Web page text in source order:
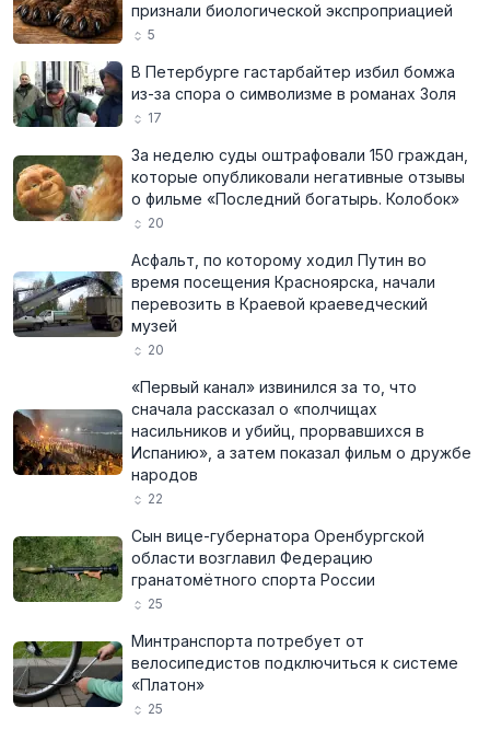
признали биологической экспроприацией
5
В Петербурге гастарбайтер избил бомжа
из-за спора о символизме в романах Золя
17
За неделю суды оштрафовали 150 граждан,
которые опубликовали негативные отзывы
о фильме «Последний богатырь. Колобок»
20
Асфальт, по которому ходил Путин во
время посещения Красноярска, начали
перевозить в Краевой краеведческий
музей
20
«Первый канал» извинился за то, что
сначала рассказал о «полчищах
насильников и убийц, прорвавшихся в
Испанию», а затем показал фильм о дружбе
народов
22
Сын вице-губернатора Оренбургской
области возглавил Федерацию
гранатомётного спорта России
25
Минтранспорта потребует от
велосипедистов подключиться к системе
«Платон»
25